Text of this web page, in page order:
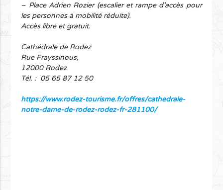
– Place Adrien Rozier (escalier et rampe d’accès pour
les personnes à mobilité réduite).
Accès libre et gratuit.
Cathédrale de Rodez
Rue Frayssinous,
12000 Rodez
Tél. : 05 65 87 12 50
https://www.rodez-tourisme.fr/offres/cathedrale-
notre-dame-de-rodez-rodez-fr-281100/